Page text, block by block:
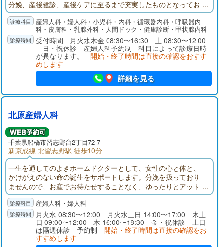
分娩、産後健診、産後ケアに至るまで充実したものとなってお
り、妊婦とそのご家族に安心していただける環境が整っていま
す。また、状況の許す限り、バースプランに基づいてご出産い
ただけます。ご主人の立会い出産も可能です。また、各種予防
接種や、団体・企業健診（主婦健診を含む）から個人健診まで
幅広く行っています。
産婦人科・婦人科・小児科・内科・循環器内科・呼吸器内
科・皮膚科・乳腺外科・人間ドック・健康診断・甲状腺内科
受付時間 月火水木金 08:30〜16:30 土 08:30〜12:00
日・祝休診 産婦人科予約制 科目によって診療日時
が異なります。 開始・終了時間は直接の確認をおすす
めします
詳細を見る
北原産婦人科
千葉県船橋市習志野台2丁目72-7
新京成線 北習志野駅 徒歩10分
一生を通してのよきホームドクターとして、女性の心と体と、
かけがえのない命の誕生をサポートします。分娩を扱っており
ませんので、お産でお待たせすることなく、ゆったりとアット
ホームな診療・丁寧な説明を心がけています。何時間も待って
数分の診療という事はございません。パートナーやお子様連れ
での受診も歓迎です、2つある個室やキッズルームでお待ち頂け
産婦人科・婦人科
月火水 08:30〜12:00 月火水土日 14:00〜17:00 木土
日 09:00〜12:00 木 16:00〜18:30 金・祝休診 土日
は隔週休診 予約制 開始・終了時間は直接の確認をお
すすめします